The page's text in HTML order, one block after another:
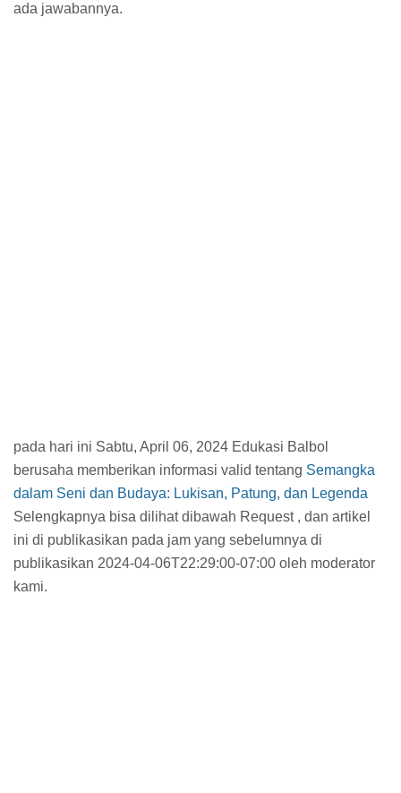
ada jawabannya.
pada hari ini Sabtu, April 06, 2024 Edukasi Balbol
berusaha memberikan informasi valid tentang Semangka
dalam Seni dan Budaya: Lukisan, Patung, dan Legenda
Selengkapnya bisa dilihat dibawah Request , dan artikel
ini di publikasikan pada jam yang sebelumnya di
publikasikan 2024-04-06T22:29:00-07:00 oleh moderator
kami.